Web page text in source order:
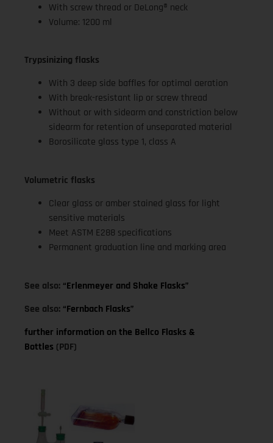
With screw thread or DeLong® neck
Volume: 1200 ml
Trypsinizing flasks
With 3 deep side baffles for optimal aeration
With break-resistant lip or screw thread
Without or with sidearm and constriction below
sidearm for retention of unseparated material
Borosilicate glass type 1, class A
Volumetric flasks
Clear glass or amber stained glass for light
sensitive materials
Meet ASTM E288 specifications
Permanent graduation line and marking area
See also: “Erlenmeyer and Shake Flasks”
See also: “Fernbach Flasks”
further information on the Bellco Flasks &
Bottles (PDF)